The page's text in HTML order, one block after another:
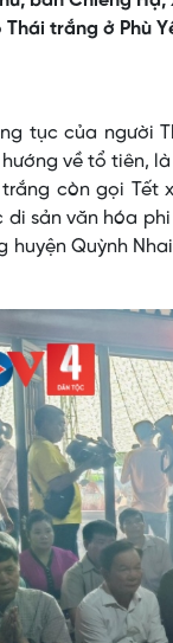
trắng ở Phù
tục của người
về tổ tiên,
còn gọi Tết
di sản văn hóa
huyện Quỳnh